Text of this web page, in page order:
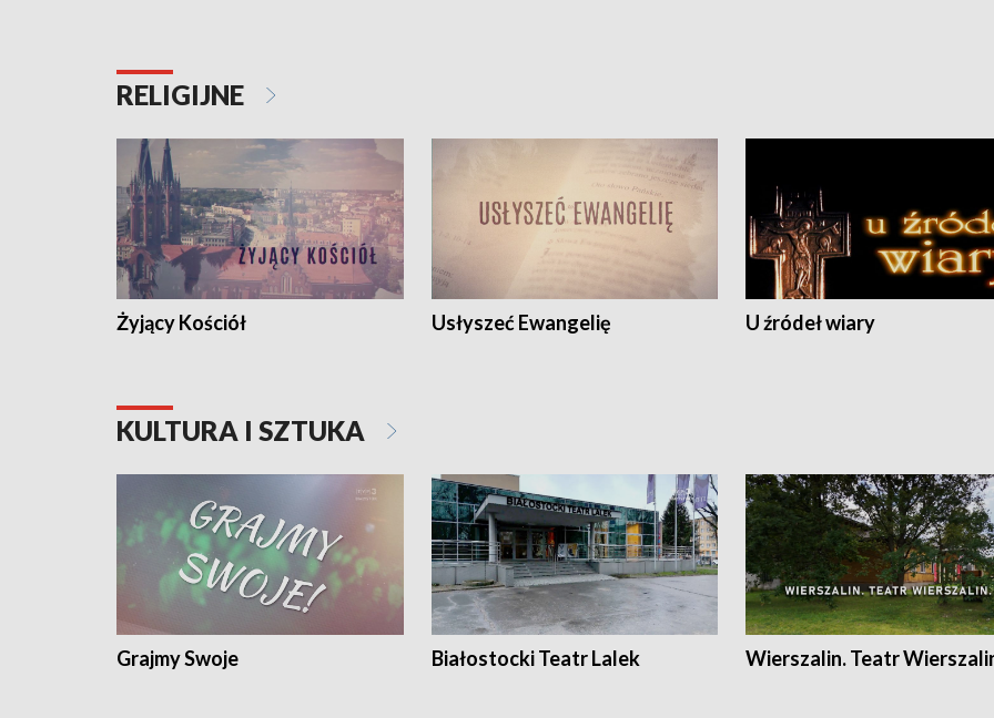
RELIGIJNE
Żyjący Kościół Usłyszeć Ewangelię U źródeł wiary
KULTURA I SZTUKA
Grajmy Swoje Białostocki Teatr Lalek Wierszalin. Teatr